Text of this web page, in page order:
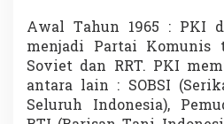
Awal Tahun 1965 : PKI
menjadi Partai
Soviet dan RRT. PKI
antara lain : SOBSI
Seluruh Indonesia),